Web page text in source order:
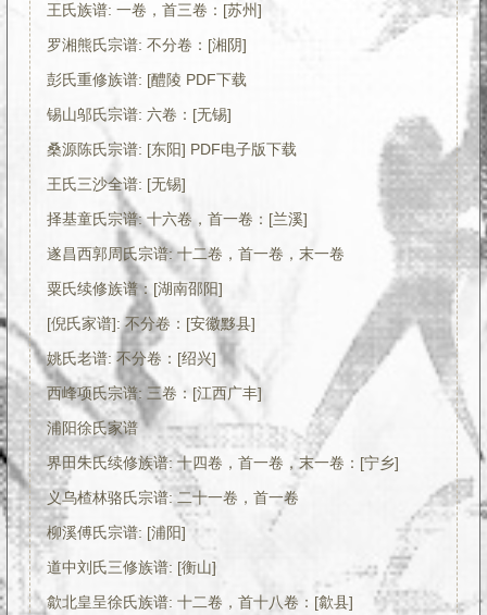
王氏族谱: 一卷，首三卷：[苏州]
罗湘熊氏宗谱: 不分卷：[湘阴]
彭氏重修族谱: [醴陵 PDF下载
锡山邬氏宗谱: 六卷：[无锡]
桑源陈氏宗谱: [东阳] PDF电子版下载
王氏三沙全谱: [无锡]
择基童氏宗谱: 十六卷，首一卷：[兰溪]
遂昌西郭周氏宗谱: 十二卷，首一卷，末一卷
粟氏续修族谱：[湖南邵阳]
[倪氏家谱]: 不分卷：[安徽黟县]
姚氏老谱: 不分卷：[绍兴]
西峰项氏宗谱: 三卷：[江西广丰]
浦阳徐氏家谱
界田朱氏续修族谱: 十四卷，首一卷，末一卷：[宁乡]
义乌楂林骆氏宗谱: 二十一卷，首一卷
柳溪傅氏宗谱: [浦阳]
道中刘氏三修族谱: [衡山]
歙北皇呈徐氏族谱: 十二卷，首十八卷：[歙县]